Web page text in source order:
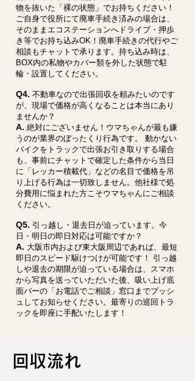
物を抜いた「裸の状態」でお持ちください！
ご自身で役所にて廃車手続き済みの場合は、
そのままエコステーションへドライブ・押歩
き等でお持ち込みOK！廃車手続きの代行やご
相談もチャットで承ります。持ち込み時は、
BOX内の私物やカバー類を外した状態で駐
輪・設置してください。
Q4. 不動車なので出張回収を頼みたいのです
が、現場で価格が高くなることは本当にあり
ませんか？
A. 絶対にございません！ウマちゃんが最も嫌
うのが業界のぼったくり行為です。 動かない
バイクをトラックで出張お引き取りする場合
も、事前にチャットで確定した条件から当日
に「レッカー積載代」などの名目で価格を吊
り上げる行為は一切致しません。他社様で処
分費用に悩まれた方こそウマちゃんにご相談
ください。
Q5. 引っ越し・退去日が迫っています。今
日・明日の即日対応は可能ですか？
A. 大阪市内および東大阪周辺であれば、最短
即日のスピード駆けつけが可能です！ 引っ越
しや退去の期限が迫っている場合は、スマホ
から写真を送っていただいた後、吸い上げ底
面バーの「お電話でご相談」窓口までプッシ
ュしてお知らせください。最寄りの巡回トラ
ックを即座に手配いたします！
回収流れ